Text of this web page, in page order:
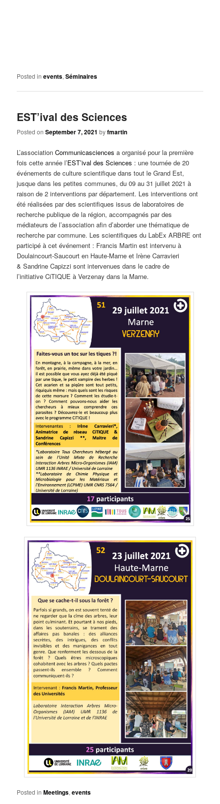
Posted in events,Séminaires
EST’ival des Sciences
Posted onSeptember 7, 2021 byfmartin
L’associationCommunicasciences a organisé pour la première
fois cette année l’EST’ival des Sciences : une tournée de 20
événements de culture scientifique dans tout le Grand Est,
jusque dans les petites communes, du 09 au 31 juillet 2021 à
raison de 2 interventions par département. Les interventions ont
été réalisées par des scientifiques issus de laboratoires de
recherche publique de la région, accompagnés par des
médiateurs de l’association afin d’aborder une thématique de
recherche par commune. Les scientifiques du LabEx ARBRE ont
participé à cet événement : Francis Martin est intervenu à
Doulaincourt-Saucourt en Haute-Marne et Irène Carravieri
& Sandrine Capizzi sont intervenues dans le cadre de
l’initiative CiTIQUE à Verzenay dans la Marne.
Posted in Meetings,events